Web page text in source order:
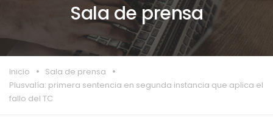
Sala de prensa
Inicio
Sala de prensa
Plusvalía: primera sentencia en segunda instancia que aplica el
fallo del TC